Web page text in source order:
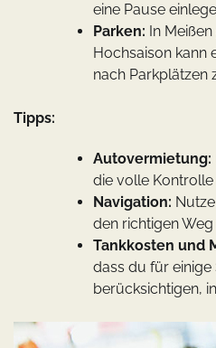
eine Pause
Parken: In
Hochsaison kann
nach Parkplätzen
Tipps:
Autovermietung:
die volle Kontrolle
Navigation:
den richtigen
Tankkosten und
dass du für einige
berücksichtigen,